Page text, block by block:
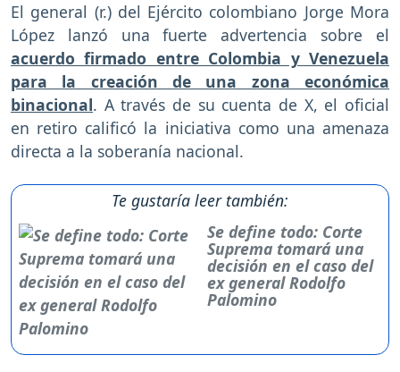
El general (r.) del Ejército colombiano Jorge Mora
López lanzó una fuerte advertencia sobre el
acuerdo firmado entre Colombia y Venezuela
para la creación de una zona económica
binacional. A través de su cuenta de X, el oficial
en retiro calificó la iniciativa como una amenaza
directa a la soberanía nacional.
Te gustaría leer también:
Se define todo: Corte
Suprema tomará una
decisión en el caso del
ex general Rodolfo
Palomino